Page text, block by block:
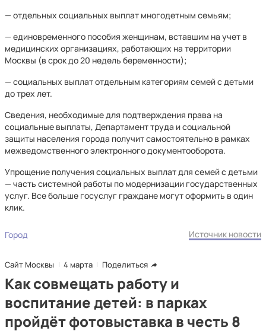
— отдельных социальных выплат многодетным семьям;
— единовременного пособия женщинам, вставшим на учет в
медицинских организациях, работающих на территории
Москвы (в срок до 20 недель беременности);
— социальных выплат отдельным категориям семей с детьми
до трех лет.
Сведения, необходимые для подтверждения права на
социальные выплаты, Департамент труда и социальной
защиты населения города получит самостоятельно в рамках
межведомственного электронного документооборота.
Упрощение получения социальных выплат для семей с детьми
— часть системной работы по модернизации государственных
услуг. Все больше госуслуг граждане могут оформить в один
клик.
Город Источник новости
Сайт Москвы 4 марта Поделиться
Как совмещать работу и
воспитание детей: в парках
пройдёт фотовыставка в честь 8